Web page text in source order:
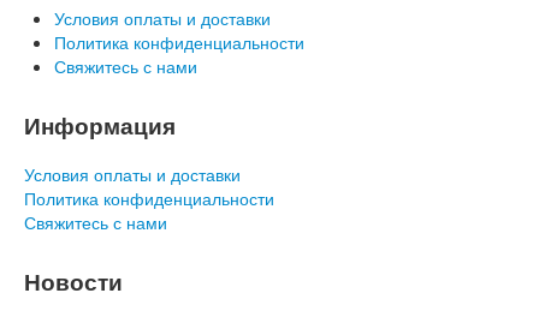
Условия оплаты и доставки
Политика конфиденциальности
Свяжитесь с нами
Информация
Условия оплаты и доставки
Политика конфиденциальности
Свяжитесь с нами
Новости